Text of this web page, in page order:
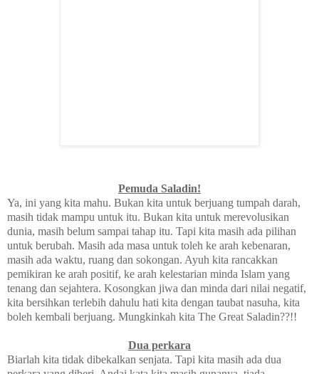
Pemuda Saladin!
Ya, ini yang kita mahu. Bukan kita untuk berjuang tumpah darah,
masih tidak mampu untuk itu. Bukan kita untuk merevolusikan
dunia, masih belum sampai tahap itu. Tapi kita masih ada pilihan
untuk berubah. Masih ada masa untuk toleh ke arah kebenaran,
masih ada waktu, ruang dan sokongan. Ayuh kita rancakkan
pemikiran ke arah positif, ke arah kelestarian minda Islam yang
tenang dan sejahtera. Kosongkan jiwa dan minda dari nilai negatif,
kita bersihkan terlebih dahulu hati kita dengan taubat nasuha, kita
boleh kembali berjuang. Mungkinkah kita The Great Saladin??!!
Dua perkara
Biarlah kita tidak dibekalkan senjata. Tapi kita masih ada dua